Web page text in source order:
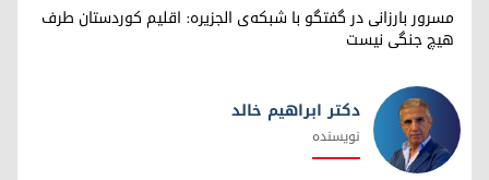
مسرور بارزانی در گفتگو با شبکه‌ی الجزیره: اقلیم کوردستان طرف
هیچ جنگی نیست
دکتر ابراهیم خالد
نویسنده